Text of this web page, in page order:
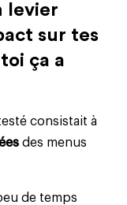
levier
sur tes
ça a
consistait à
des menus
de temps